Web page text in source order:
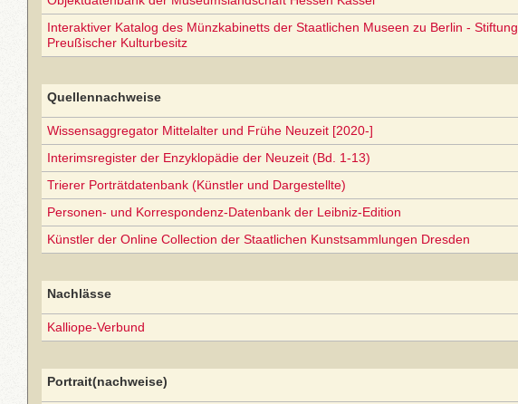
Interaktiver Katalog des Münzkabinetts der Staatlichen Museen zu Berlin - Stiftung
Preußischer Kulturbesitz
Quellennachweise
Wissensaggregator Mittelalter und Frühe Neuzeit [2020-]
Interimsregister der Enzyklopädie der Neuzeit (Bd. 1-13)
Trierer Porträtdatenbank (Künstler und Dargestellte)
Personen- und Korrespondenz-Datenbank der Leibniz-Edition
Künstler der Online Collection der Staatlichen Kunstsammlungen Dresden
Nachlässe
Kalliope-Verbund
Portrait(nachweise)